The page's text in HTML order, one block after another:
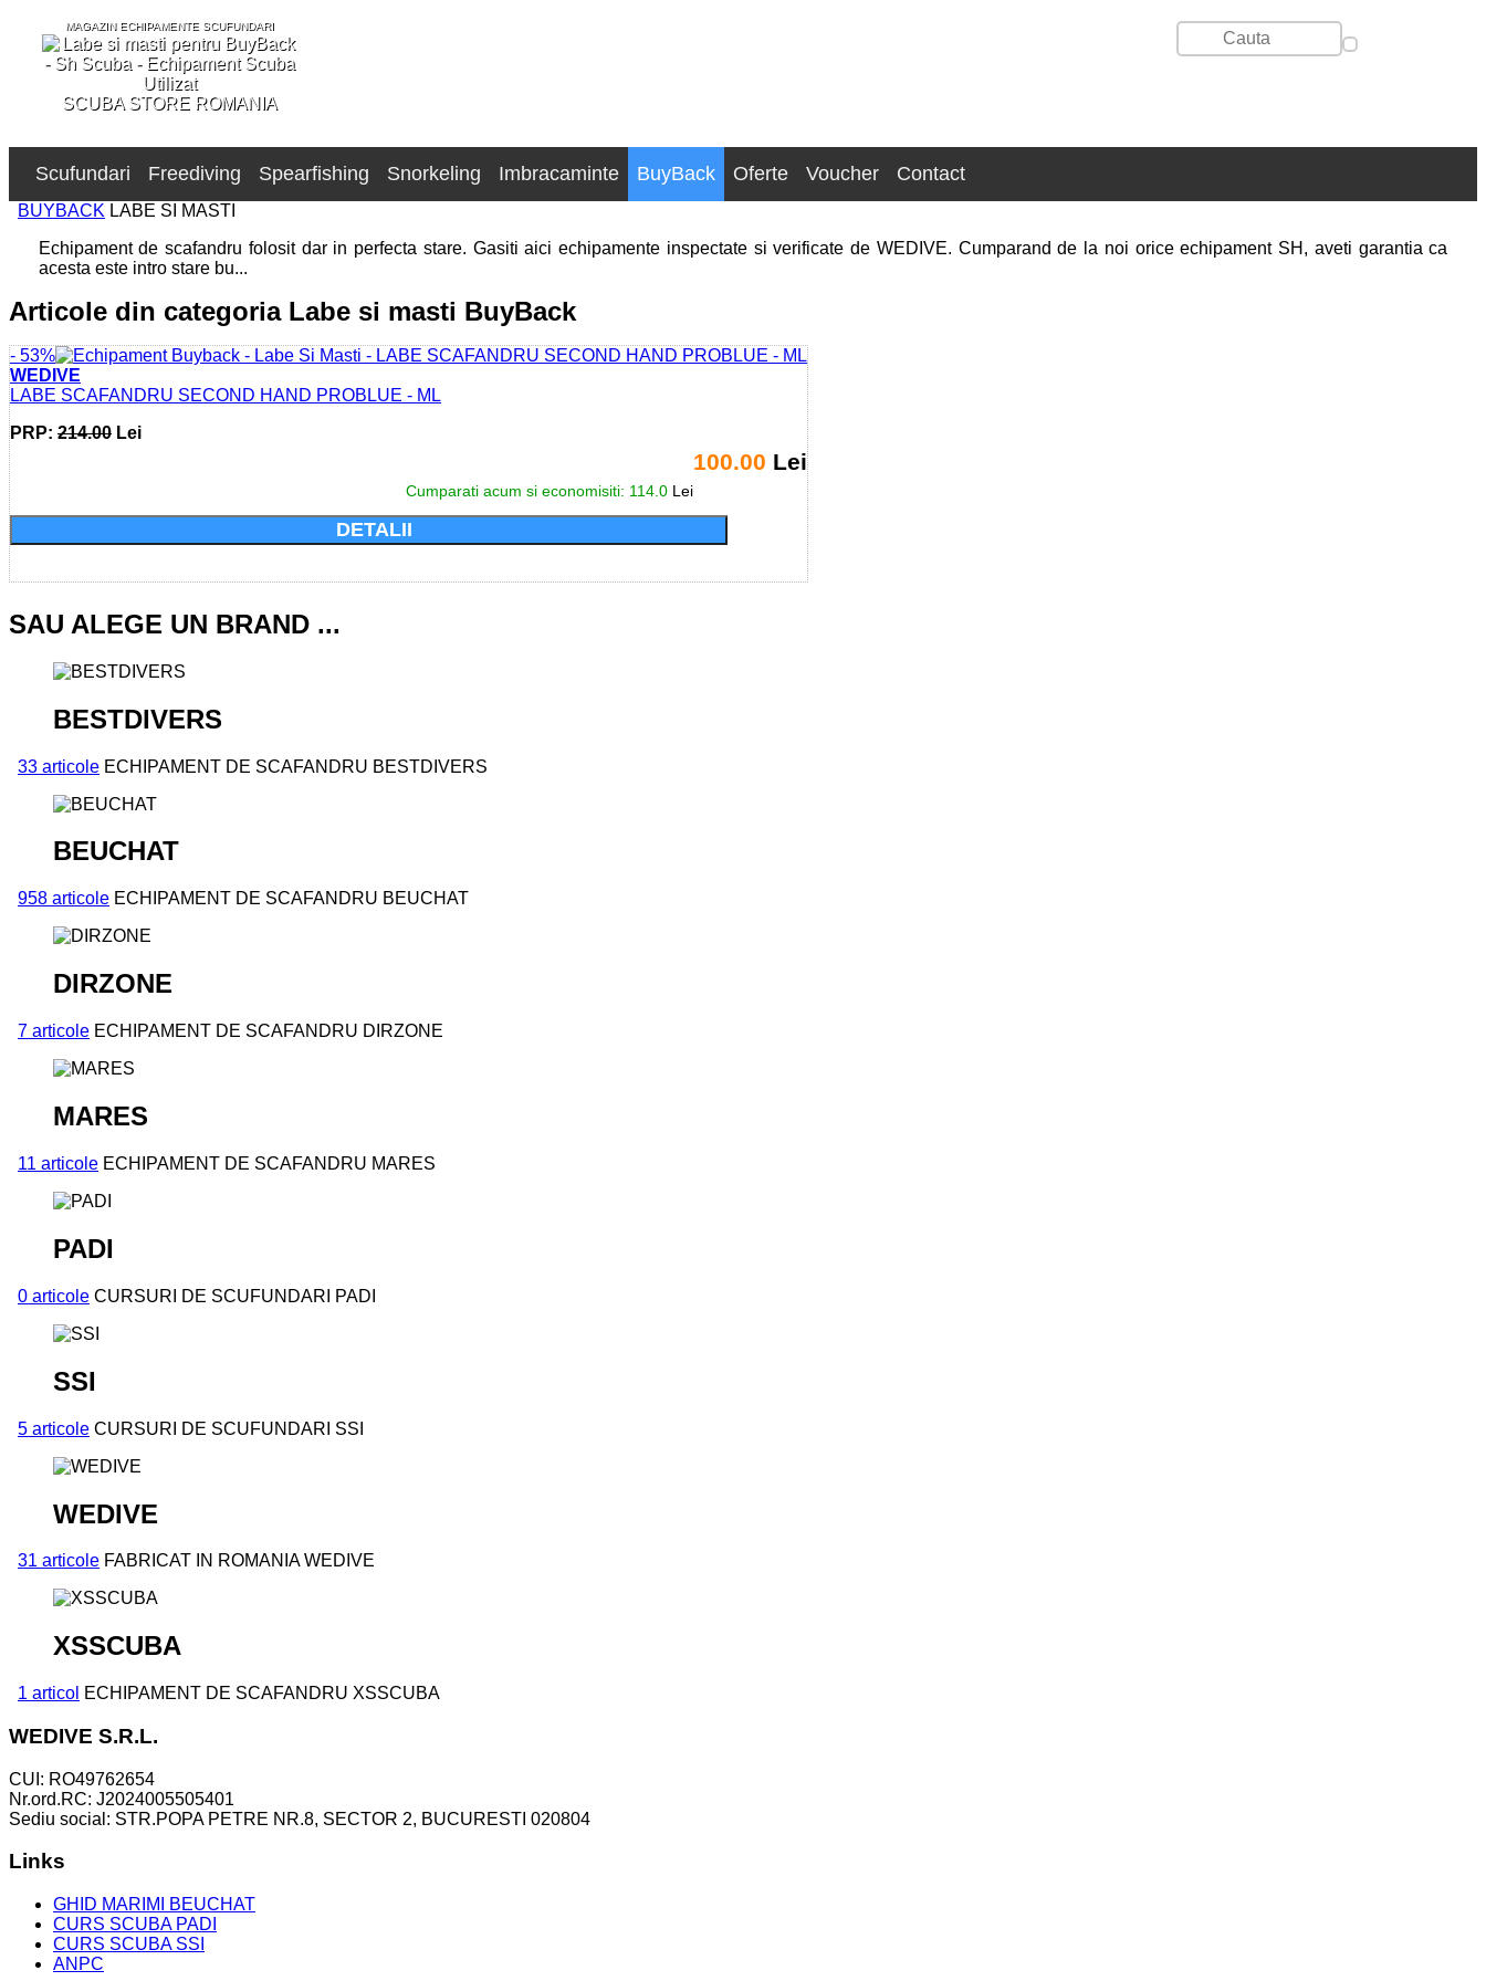
MAGAZIN ECHIPAMENTE SCUFUNDARI
SCUBA STORE ROMANIA
Scufundari Freediving Spearfishing Snorkeling Imbracaminte BuyBack Oferte Voucher Contact
BUYBACK LABE SI MASTI
Echipament de scafandru folosit dar in perfecta stare. Gasiti aici echipamente inspectate si verificate de WEDIVE. Cumparand de la noi orice echipament SH, aveti garantia ca
acesta este intro stare bu...
Articole din categoria Labe si masti BuyBack
- 53%
WEDIVE
LABE SCAFANDRU SECOND HAND PROBLUE - ML
PRP: 214.00 Lei
100.00 Lei
Cumparati acum si economisiti: 114.0 Lei
DETALII
SAU ALEGE UN BRAND ...
BESTDIVERS
33 articole ECHIPAMENT DE SCAFANDRU BESTDIVERS
BEUCHAT
958 articole ECHIPAMENT DE SCAFANDRU BEUCHAT
DIRZONE
7 articole ECHIPAMENT DE SCAFANDRU DIRZONE
MARES
11 articole ECHIPAMENT DE SCAFANDRU MARES
PADI
0 articole CURSURI DE SCUFUNDARI PADI
SSI
5 articole CURSURI DE SCUFUNDARI SSI
WEDIVE
31 articole FABRICAT IN ROMANIA WEDIVE
XSSCUBA
1 articol ECHIPAMENT DE SCAFANDRU XSSCUBA
WEDIVE S.R.L.
CUI: RO49762654
Nr.ord.RC: J2024005505401
Sediu social: STR.POPA PETRE NR.8, SECTOR 2, BUCURESTI 020804
Links
GHID MARIMI BEUCHAT
CURS SCUBA PADI
CURS SCUBA SSI
ANPC